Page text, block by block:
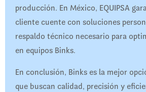
producción. En México, EQUIPSA
cliente cuente con soluciones
respaldo técnico necesario para
en equipos Binks.
En conclusión, Binks es la mejor
que buscan calidad, precisión y